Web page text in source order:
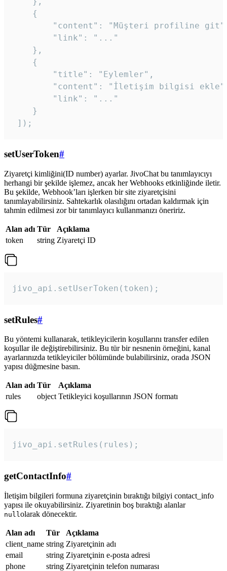
    {
"content": "Müşteri profiline
        "link": "..."
    },
    {
        "title": "Eylemler",
"content": "İletişim bilgisi
        "link": "..."
    }
]);
setUserToken#
Ziyaretçi kimliğini(ID number) ayarlar. JivoChat bu tanımlayıcıyı
herhangi bir şekilde işlemez, ancak her Webhooks etkinliğinde iletir.
Bu şekilde, Webhook’ları işlerken bir site ziyaretçisini
tanımlayabilirsiniz. Sahtekarlık olasılığını ortadan kaldırmak için
tahmin edilmesi zor bir tanımlayıcı kullanmanızı öneririz.
Alan adı Tür
Açıklama
token
string Ziyaretçi ID
jivo_api.setUserToken(token);
setRules#
Bu yöntemi kullanarak, tetikleyicilerin koşullarını transfer edilen
koşullar ile değiştirebilirsiniz. Bu tür bir nesnenin örneğini, kanal
ayarlarınızda tetikleyiciler bölümünde bulabilirsiniz, orada JSON
yapısı düğmesine basın.
Alan adı Tür
Açıklama
rules
object Tetikleyici koşullarının JSON formatı
jivo_api.setRules(rules);
getContactInfo#
İletişim bilgileri formuna ziyaretçinin bıraktığı bilgiyi contact_info
yapısı ile okuyabilirsiniz. Ziyaretinin boş bıraktığı alanlar
null olarak dönecektir.
Alan adı Tür
Açıklama
client_name string Ziyaretçinin adı
email
string Ziyaretçinin e-posta adresi
phone
string Ziyaretçinin telefon numarası